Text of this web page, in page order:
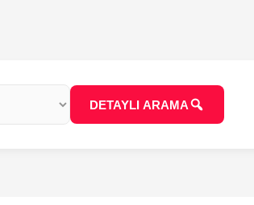
DETAYLI ARAMA